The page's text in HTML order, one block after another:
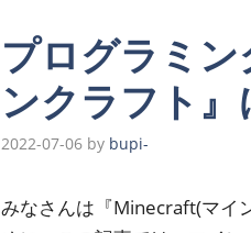
プログラミ
ンクラフト
2022-07-06 by bupi-
みなさんは『Minecraft(マイ